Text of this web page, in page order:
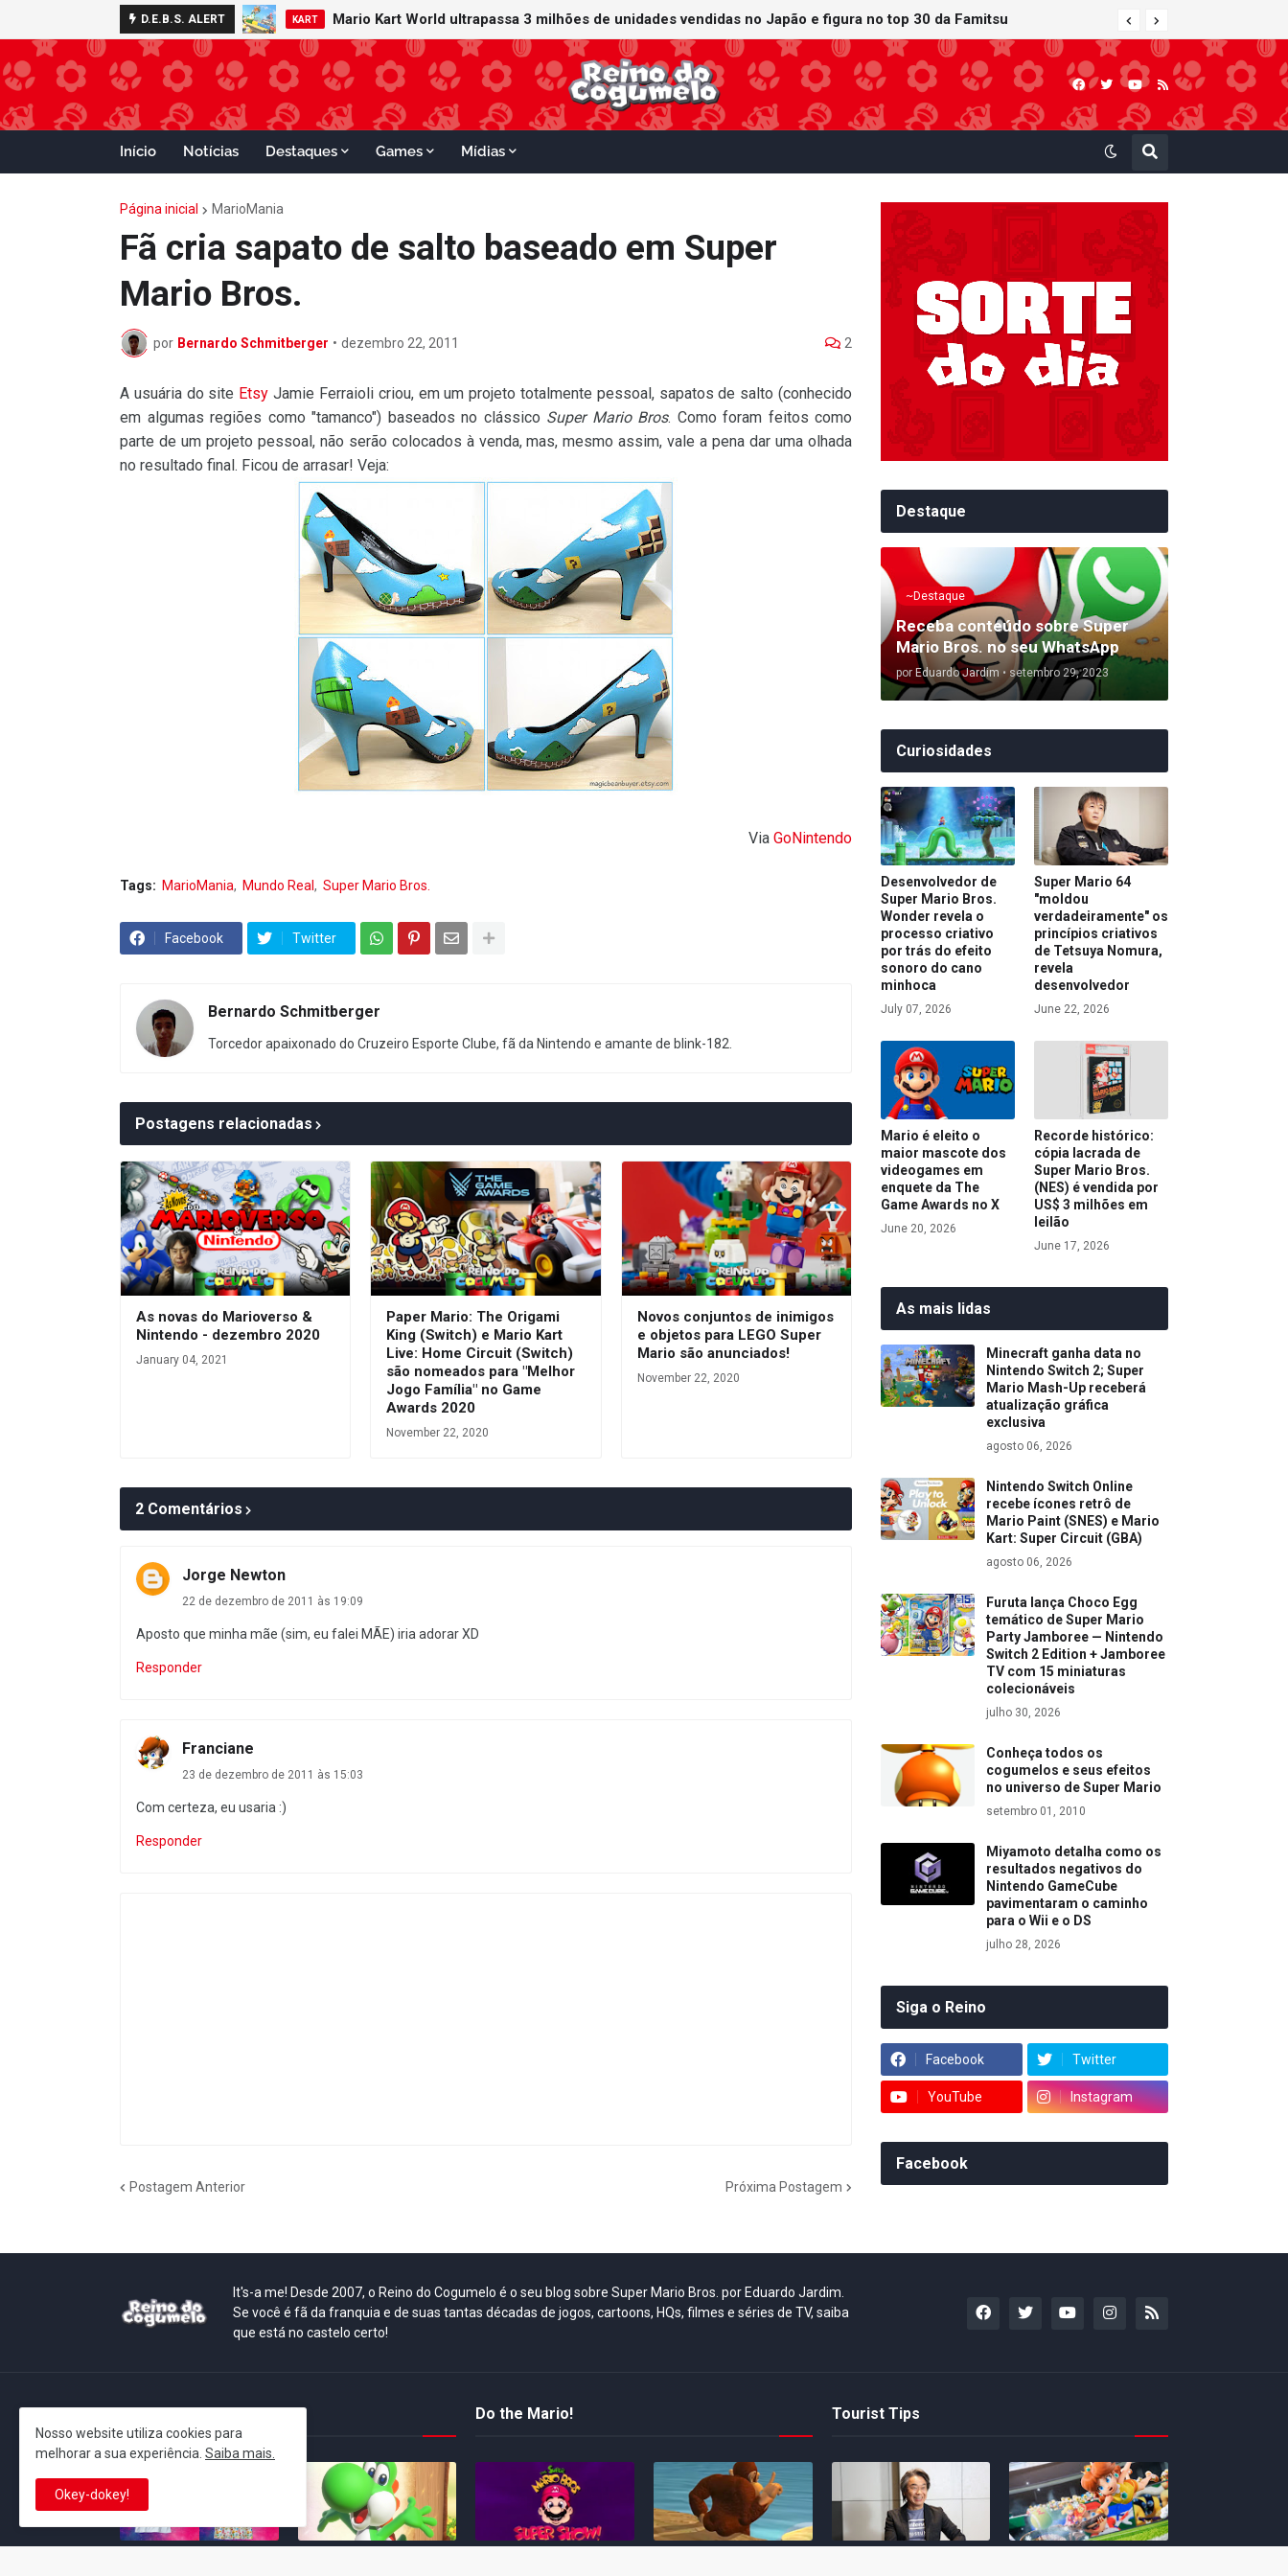
D.E.B.S. ALERT KART Mario Kart World ultrapassa 3 milhões de unidades vendidas no Japão e figura no top 30 da Famitsu
NOTÍCIAS Minecraft ganha data no Nintendo Switch 2; Super Mario Mash-Up receberá atualização gráfica exclusiva
Início Notícias Destaques Games Mídias
Página inicial MarioMania
Fã cria sapato de salto baseado em Super
Mario Bros.
por Bernardo Schmitberger • dezembro 22, 2011 2
A usuária do site Etsy Jamie Ferraioli criou, em um projeto totalmente pessoal, sapatos de salto (conhecido
em algumas regiões como "tamanco") baseados no clássico Super Mario Bros. Como foram feitos como
parte de um projeto pessoal, não serão colocados à venda, mas, mesmo assim, vale a pena dar uma olhada
no resultado final. Ficou de arrasar! Veja:
Via GoNintendo
Tags: MarioMania Mundo Real Super Mario Bros.
Facebook Twitter
Bernardo Schmitberger
Torcedor apaixonado do Cruzeiro Esporte Clube, fã da Nintendo e amante de blink-182.
Postagens relacionadas
As novas do Marioverso &
Nintendo - dezembro 2020
January 04, 2021
Paper Mario: The Origami
King (Switch) e Mario Kart
Live: Home Circuit (Switch)
são nomeados para "Melhor
Jogo Família" no Game
Awards 2020
November 22, 2020
Novos conjuntos de inimigos
e objetos para LEGO Super
Mario são anunciados!
November 22, 2020
2 Comentários
Jorge Newton
22 de dezembro de 2011 às 19:09
Aposto que minha mãe (sim, eu falei MÃE) iria adorar XD
Responder
Franciane
23 de dezembro de 2011 às 15:03
Com certeza, eu usaria :)
Responder
Postagem Anterior Próxima Postagem
Destaque
~Destaque
Receba conteúdo sobre Super
Mario Bros. no seu WhatsApp
por Eduardo Jardim • setembro 29, 2023
Curiosidades
Desenvolvedor de
Super Mario Bros.
Wonder revela o
processo criativo
por trás do efeito
sonoro do cano
minhoca
July 07, 2026
Super Mario 64
"moldou
verdadeiramente" os
princípios criativos
de Tetsuya Nomura,
revela
desenvolvedor
June 22, 2026
Mario é eleito o
maior mascote dos
videogames em
enquete da The
Game Awards no X
June 20, 2026
Recorde histórico:
cópia lacrada de
Super Mario Bros.
(NES) é vendida por
US$ 3 milhões em
leilão
June 17, 2026
As mais lidas
Minecraft ganha data no
Nintendo Switch 2; Super
Mario Mash-Up receberá
atualização gráfica
exclusiva
agosto 06, 2026
Nintendo Switch Online
recebe ícones retrô de
Mario Paint (SNES) e Mario
Kart: Super Circuit (GBA)
agosto 06, 2026
Furuta lança Choco Egg
temático de Super Mario
Party Jamboree — Nintendo
Switch 2 Edition + Jamboree
TV com 15 miniaturas
colecionáveis
julho 30, 2026
Conheça todos os
cogumelos e seus efeitos
no universo de Super Mario
setembro 01, 2010
Miyamoto detalha como os
resultados negativos do
Nintendo GameCube
pavimentaram o caminho
para o Wii e o DS
julho 28, 2026
Siga o Reino
Facebook Twitter
YouTube Instagram
Facebook
It's-a me! Desde 2007, o Reino do Cogumelo é o seu blog sobre Super Mario Bros. por Eduardo Jardim.
Se você é fã da franquia e de suas tantas décadas de jogos, cartoons, HQs, filmes e séries de TV, saiba
que está no castelo certo!
Do the Mario! Tourist Tips
Nosso website utiliza cookies para
melhorar a sua experiência. Saiba mais.
Okey-dokey!